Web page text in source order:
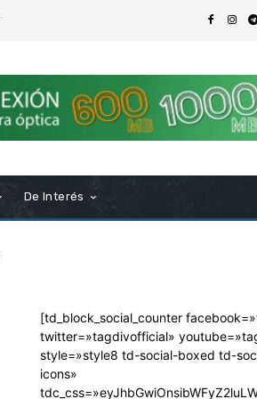
De Interés
[td_block_social_counter
twitter=»tagdivofficial»
style=»style8 td-social-boxed td-
icons»